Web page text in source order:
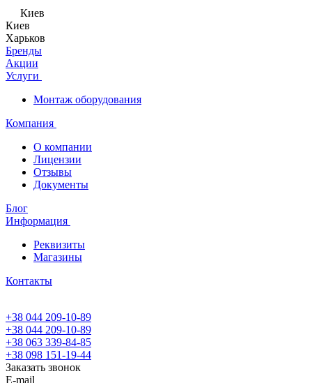
Киев
Киев
Харьков
Бренды
Акции
Услуги
Монтаж оборудования
Компания
О компании
Лицензии
Отзывы
Документы
Блог
Информация
Реквизиты
Магазины
Контакты
+38 044 209-10-89
+38 044 209-10-89
+38 063 339-84-85
+38 098 151-19-44
Заказать звонок
E-mail